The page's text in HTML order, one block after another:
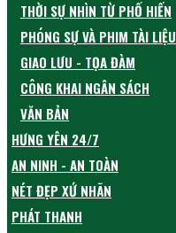
THỜI SỰ NHÌN TỪ PHỐ HIẾN
PHÓNG SỰ VÀ PHIM TÀI LIỆU
GIAO LƯU - TỌA ĐÀM
CÔNG KHAI NGÂN SÁCH
VĂN BẢN
HƯNG YÊN 24/7
AN NINH - AN TOÀN
NÉT ĐẸP XỨ NHÃN
PHÁT THANH